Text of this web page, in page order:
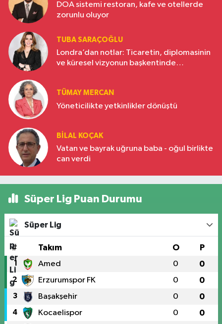
DOA sistemi restoran, kafe ve otellerde
zorunlu oluyor
TUBA SARAÇOĞLU
Londra’dan notlar: Ticaretin, diplomasinin
ve küresel vizyonun başkentinde
TÜMAY MERCAN
Yöneticilikte yetkinlikler dönüştü
BILAL KOÇAK
Vatan ve bayrak uğruna baba - oğul birlikte
can verdi
Süper Lig Puan Durumu
Süper Lig
# Takım O P
1 Amed 0 0
2 Erzurumspor FK 0 0
3 Başakşehir 0 0
4 Kocaelispor 0 0